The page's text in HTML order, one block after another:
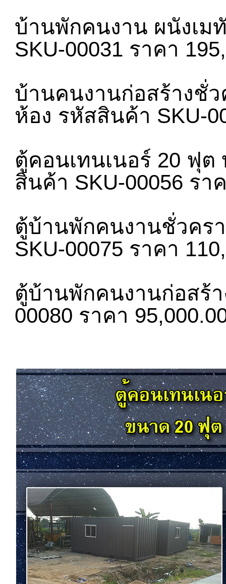
บ้านพักคนงาน ผนังเม
SKU-00031 ราคา
บ้านคนงานก่อสร้างชั่
ห้อง รหัสสินค้า SKU-
ตู้คอนเทนเนอร์ 20 ฟุ
สินค้า SKU-00056 รา
ตู้บ้านพักคนงานชั่วคร
SKU-00075 ราคา
ตู้บ้านพักคนงานก่อสร้
00080 ราคา